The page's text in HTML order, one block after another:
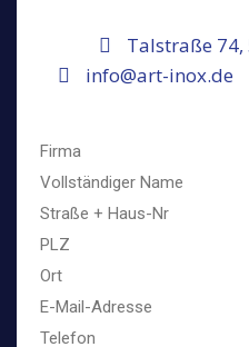
Talstraße 74,
info@art-inox.de